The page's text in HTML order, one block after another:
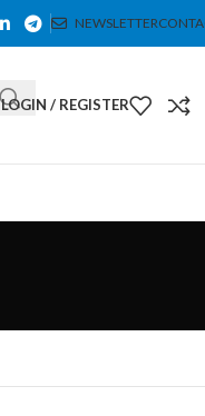
NEWSLETTER
LOGIN / REGISTER